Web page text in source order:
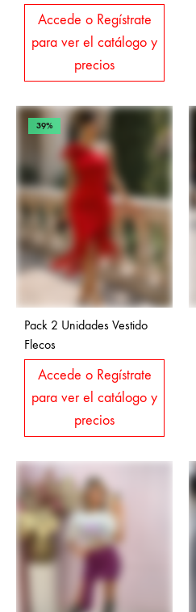
Accede o Regístrate
para ver el catálogo y
precios
39%
Pack 2 Unidades Vestido
Flecos
Accede o Regístrate
para ver el catálogo y
precios